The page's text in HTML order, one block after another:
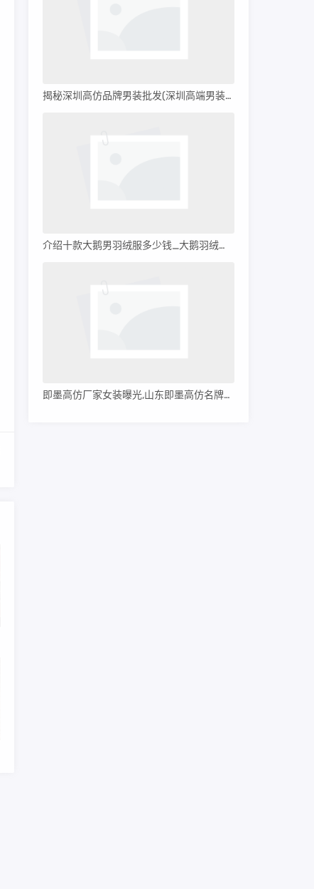
揭秘深圳高仿品牌男装批发(深圳高端男装批发)
介绍十款大鹅男羽绒服多少钱_大鹅羽绒服多少钱?
即墨高仿厂家女装曝光,山东即墨高仿名牌服装